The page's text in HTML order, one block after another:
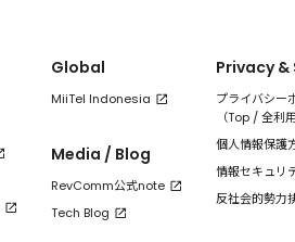
Global
MiiTel Indonesia
Media / Blog
RevComm公式note
Tech Blog
Privacy
プライバシー
（Top /全利
個人情報保護
情報セキュリ
反社会的勢力